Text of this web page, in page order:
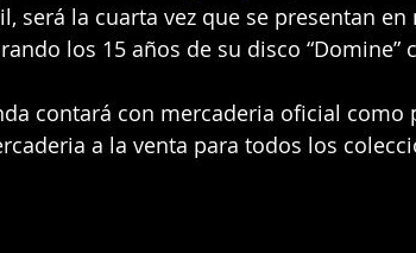
será la cuarta vez que se presentan
los 15 años de su disco “Domine”
contará con mercaderia oficial como
a la venta para todos los